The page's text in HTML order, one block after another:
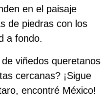
en el paisaje
de piedras con los
a fondo.
viñedos queretanos
cercanas? ¡Sigue
encontré México!